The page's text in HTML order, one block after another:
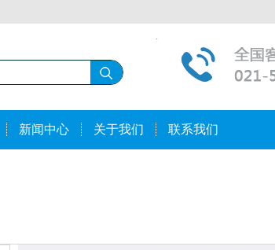
新闻中心 关于我们 联系我们